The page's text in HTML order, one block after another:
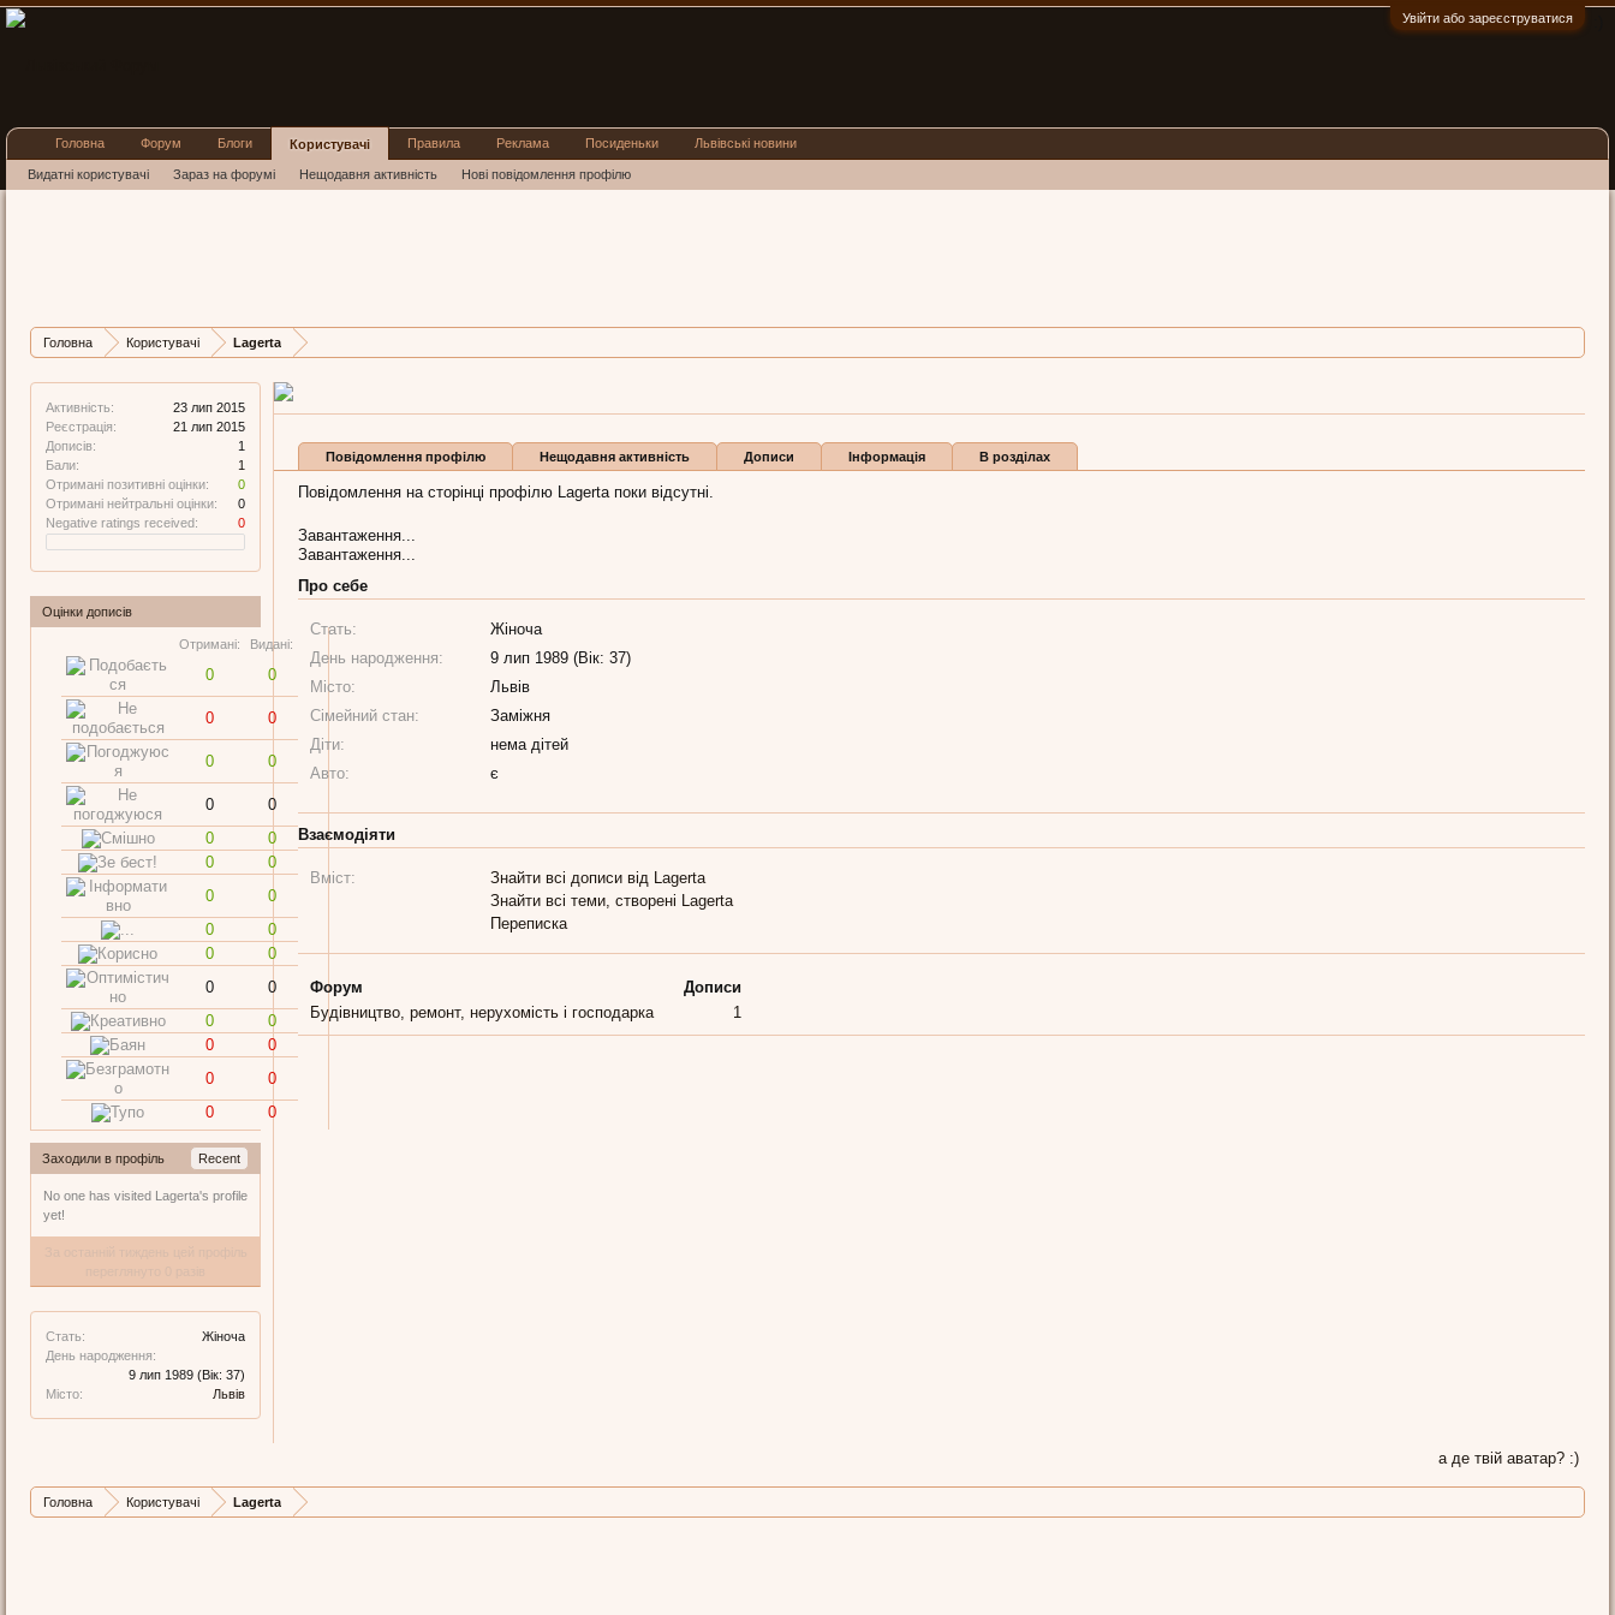
Увійти або зареєструватися
Головна Користувачі Lagerta
Активність:
23 лип 2015
Реєстрація:
21 лип 2015
Дописів:
1
Бали:
1
Отримані позитивні оцінки:
0
Отримані нейтральні оцінки:
0
Negative ratings received:
0
Оцінки дописів
Отримані: Видані:
0 0
0 0
0 0
0
0
0
0
0
0
0
0
0
0
0
0
0
0
0
0
0
0
0
0
0
0
Заходили в профіль Recent
No one has visited Lagerta's profile
yet!
Стать:
Жіноча
День народження:
9 лип 1989 (Вік: 37)
Місто:
Львів
Дописів
Карма Бали
Повідомлення профілю Нещодавня активність Дописи Інформація В розділах
Повідомлення на сторінці профілю Lagerta поки відсутні.
Завантаження...
Завантаження...
Про себе
Стать:
Жіноча
День народження:
9 лип 1989 (Вік: 37)
Місто:
Львів
Сімейний стан:
Заміжня
Діти:
нема дітей
Авто:
є
Взаємодіяти
Вміст:
Знайти всі дописи від Lagerta
Знайти всі теми, створені Lagerta
Переписка
Форум
Дописи
Будівництво, ремонт, нерухомість і господарка
1
а де твій аватар? :)
Головна Користувачі Lagerta
Головна Форум Блоги Користувачі
Видатні користувачі Зараз на форумі Нещодавня активність Нові повідомлення профілю
Правила Реклама Посиденьки Львівські новини